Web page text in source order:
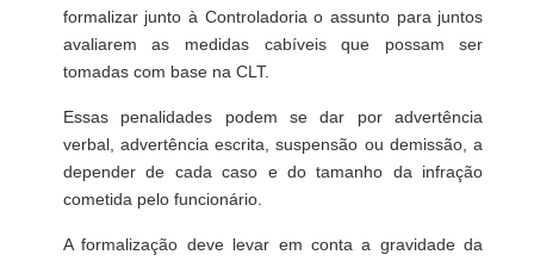
formalizar junto à Controladoria o assunto para juntos
avaliarem as medidas cabíveis que possam ser
tomadas com base na CLT.
Essas penalidades podem se dar por advertência
verbal, advertência escrita, suspensão ou demissão, a
depender de cada caso e do tamanho da infração
cometida pelo funcionário.
A formalização deve levar em conta a gravidade da